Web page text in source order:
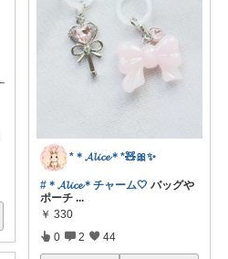
*＊𝓐𝓵𝓲𝓬𝓮＊*🧸🎀✨
#＊𝓐𝓵𝓲𝓬𝓮＊チャーム🤍 バッグや
ポーチ ...
￥ 330
0 2 44